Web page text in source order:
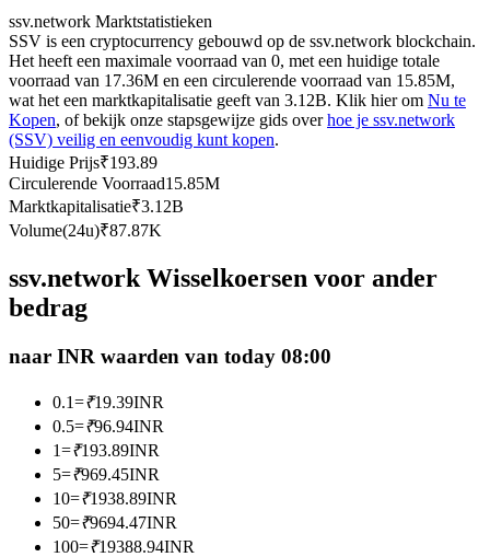
Kopiëren Handel
Sluit je aan bij top traders
Geniet van winstdeling en copy trading commissies
ssv.network Marktstatistieken
SSV is een cryptocurrency gebouwd op de ssv.network blockchain.
Het heeft een maximale voorraad van 0, met een huidige totale
voorraad van 17.36M en een circulerende voorraad van 15.85M,
wat het een marktkapitalisatie geeft van 3.12B. Klik hier om Nu te
Kopen, of bekijk onze stapsgewijze gids overhoe je ssv.network
(SSV) veilig en eenvoudig kunt kopen.
Huidige Prijs₹193.89
Circulerende Voorraad15.85M
Marktkapitalisatie₹3.12B
Volume(24u)₹87.87K
ssv.network Wisselkoersen voor ander
bedrag
naar INR waarden van today 08:00
0.1=₹19.39INR
0.5=₹96.94INR
1=₹193.89INR
5=₹969.45INR
10=₹1938.89INR
50=₹9694.47INR
100=₹19388.94INR